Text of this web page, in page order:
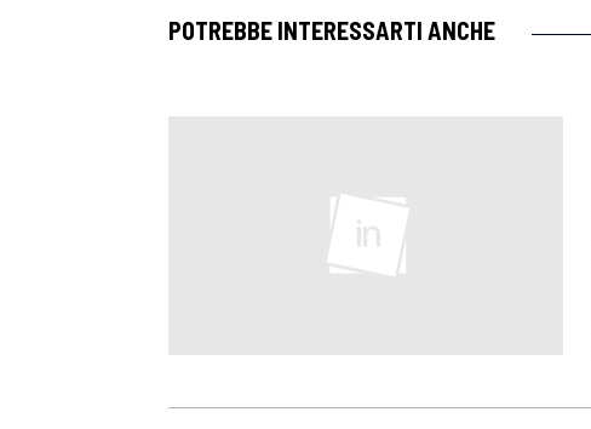
POTREBBE INTERESSARTI ANCHE